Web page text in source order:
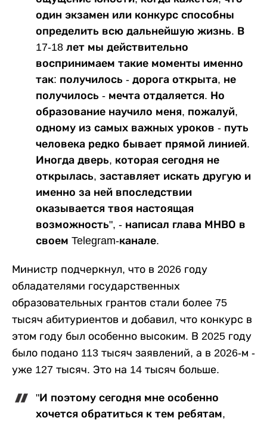
один экзамен или конкурс способны
определить всю дальнейшую жизнь. В
17-18 лет мы действительно
воспринимаем такие моменты именно
так: получилось - дорога открыта, не
получилось - мечта отдаляется. Но
образование научило меня, пожалуй,
одному из самых важных уроков - путь
человека редко бывает прямой линией.
Иногда дверь, которая сегодня не
открылась, заставляет искать другую и
именно за ней впоследствии
оказывается твоя настоящая
возможность", - написал глава МНВО в
своем Telegram-канале.
Министр подчеркнул, что в 2026 году
обладателями государственных
образовательных грантов стали более 75
тысяч абитуриентов и добавил, что конкурс в
этом году был особенно высоким. В 2025 году
было подано 113 тысяч заявлений, а в 2026-м -
уже 127 тысяч. Это на 14 тысяч больше.
"И поэтому сегодня мне особенно
хочется обратиться к тем ребятам,